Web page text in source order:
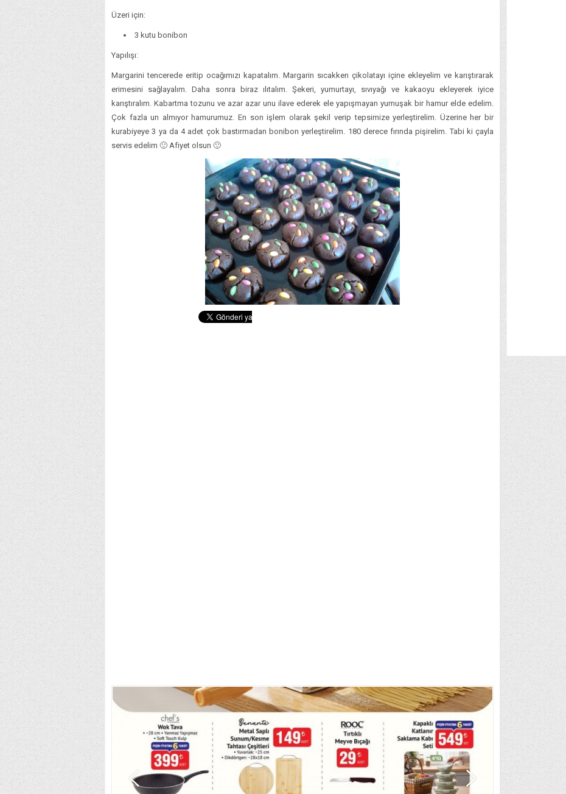
Üzeri için:
3 kutu bonibon
Yapılışı:
Margarini tencerede eritip ocağımızı kapatalım. Margarin sıcakken çikolatayı içine ekleyelim ve karıştırarak
erimesini sağlayalım. Daha sonra biraz ılıtalım. Şekeri, yumurtayı, sıvıyağı ve kakaoyu ekleyerek iyice
karıştıralım. Kabartma tozunu ve azar azar unu ilave ederek ele yapışmayan yumuşak bir hamur elde edelim.
Çok fazla un almıyor hamurumuz. En son işlem olarak şekil verip tepsimize yerleştirelim. Üzerine her bir
kurabiyeye 3 ya da 4 adet çok bastırmadan bonibon yerleştirelim. 180 derece fırında pişirelim. Tabi ki çayla
servis edelim 🙂 Afiyet olsun 🙂